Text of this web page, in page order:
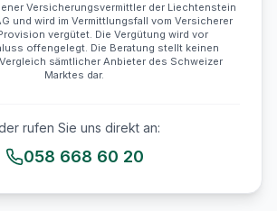
Versicherungsvermittler der Liechtenstein
und wird im Vermittlungsfall vom Versicherer
vergütet. Die Vergütung wird vor
offengelegt. Die Beratung stellt keinen
sämtlicher Anbieter des Schweizer
Marktes dar.
rufen Sie uns direkt an:
058 668 60 20